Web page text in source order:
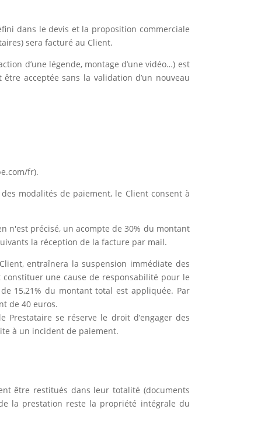
dans le devis et la proposition commerciale
sera facturé au Client.
d’une légende, montage d’une vidéo…) est
acceptée sans la validation d’un nouveau
fr).
modalités de paiement, le Client consent à
n'est précisé, un acompte de 30% du montant
la réception de la facture par mail.
entraînera la suspension immédiate des
une cause de responsabilité pour le
15,21% du montant total est appliquée. Par
de 40 euros.
se réserve le droit d’engager des
à un incident de paiement.
être restitués dans leur totalité (documents
la prestation reste la propriété intégrale du